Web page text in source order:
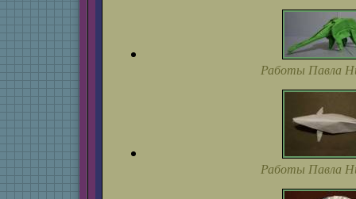
Работы Павла
Работы Павла